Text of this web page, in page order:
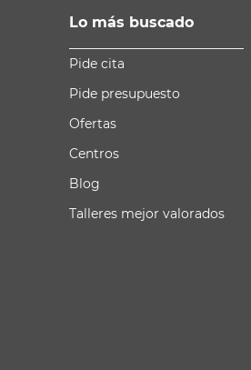
Lo más buscado
Pide cita
Pide presupuesto
Ofertas
Centros
Blog
Talleres mejor valorados